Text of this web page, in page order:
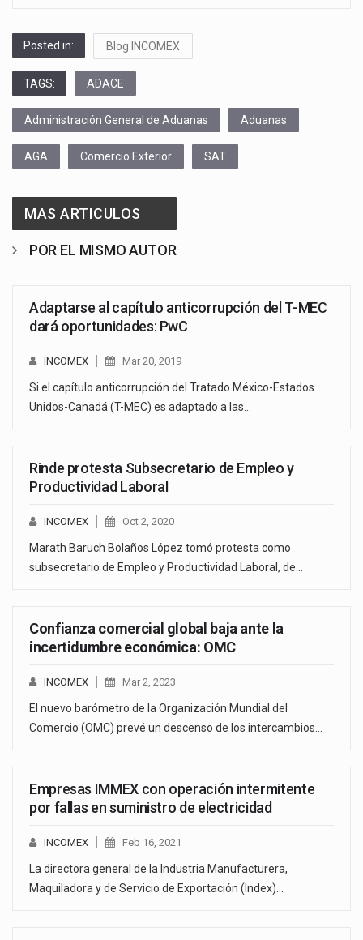
Posted in: Blog INCOMEX
TAGS: ADACE
Administración General de Aduanas Aduanas
AGA Comercio Exterior SAT
MAS ARTICULOS
POR EL MISMO AUTOR
Adaptarse al capítulo anticorrupción del T-MEC
dará oportunidades: PwC
INCOMEX Mar 20, 2019
Si el capítulo anticorrupción del Tratado México-Estados
Unidos-Canadá (T-MEC) es adaptado a las…
Rinde protesta Subsecretario de Empleo y
Productividad Laboral
INCOMEX Oct 2, 2020
Marath Baruch Bolaños López tomó protesta como
subsecretario de Empleo y Productividad Laboral, de…
Confianza comercial global baja ante la
incertidumbre económica: OMC
INCOMEX Mar 2, 2023
El nuevo barómetro de la Organización Mundial del
Comercio (OMC) prevé un descenso de los intercambios…
Empresas IMMEX con operación intermitente
por fallas en suministro de electricidad
INCOMEX Feb 16, 2021
La directora general de la Industria Manufacturera,
Maquiladora y de Servicio de Exportación (Index)…